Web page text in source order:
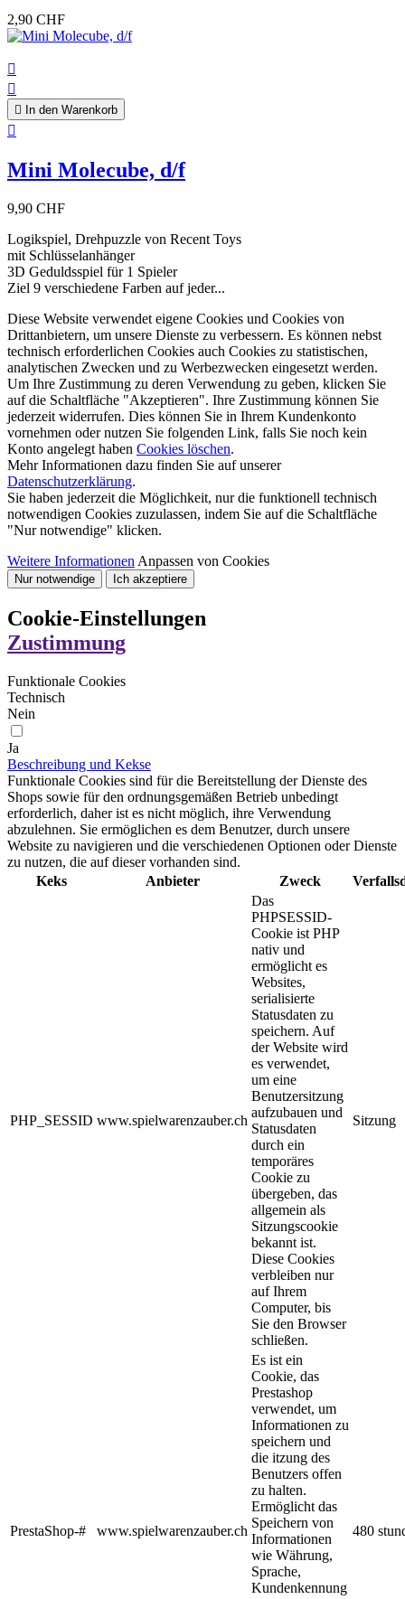
2,90 CHF


 In den Warenkorb

Mini Molecube, d/f
9,90 CHF
Logikspiel, Drehpuzzle von Recent Toys
mit Schlüsselanhänger
3D Geduldsspiel für 1 Spieler
Ziel 9 verschiedene Farben auf jeder...
Diese Website verwendet eigene Cookies und Cookies von
Drittanbietern, um unsere Dienste zu verbessern. Es können nebst
technisch erforderlichen Cookies auch Cookies zu statistischen,
analytischen Zwecken und zu Werbezwecken eingesetzt werden.
Um Ihre Zustimmung zu deren Verwendung zu geben, klicken Sie
auf die Schaltfläche "Akzeptieren". Ihre Zustimmung können Sie
jederzeit widerrufen. Dies können Sie in Ihrem Kundenkonto
vornehmen oder nutzen Sie folgenden Link, falls Sie noch kein
Konto angelegt haben Cookies löschen.
Mehr Informationen dazu finden Sie auf unserer
Datenschutzerklärung.
Sie haben jederzeit die Möglichkeit, nur die funktionell technisch
notwendigen Cookies zuzulassen, indem Sie auf die Schaltfläche
"Nur notwendige" klicken.
Weitere Informationen Anpassen von Cookies
Nur notwendige Ich akzeptiere
Cookie-Einstellungen
Zustimmung
Funktionale Cookies
Technisch
Nein
Ja
Beschreibung und Kekse
Funktionale Cookies sind für die Bereitstellung der Dienste des
Shops sowie für den ordnungsgemäßen Betrieb unbedingt
erforderlich, daher ist es nicht möglich, ihre Verwendung
abzulehnen. Sie ermöglichen es dem Benutzer, durch unsere
Website zu navigieren und die verschiedenen Optionen oder Dienste
zu nutzen, die auf dieser vorhanden sind.
Keks
Anbieter Zweck
PHP_SESSID www.spielwarenzauber.ch
Das
PHPSESSID-
Cookie ist PHP
nativ und
ermöglicht es
Websites,
serialisierte
Statusdaten zu
speichern. Auf
der Website wird
es verwendet,
um eine
Benutzersitzung
aufzubauen und
Statusdaten
durch ein
temporäres
Cookie zu
übergeben, das
allgemein als
Sitzungscookie
bekannt ist.
Diese Cookies
verbleiben nur
auf Ihrem
Computer, bis
Sie den Browser
schließen.
Sitzung
PrestaShop-# www.spielwarenzauber.ch
Es ist ein
Cookie, das
Prestashop
verwendet, um
Informationen zu
speichern und
die itzung des
Benutzers offen
zu halten.
Ermöglicht das
Speichern von
Informationen
wie Währung,
Sprache,
Kundenkennung
480